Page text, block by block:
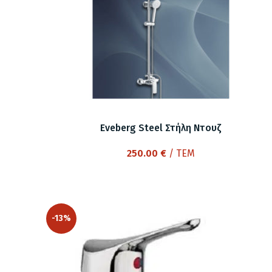
Eveberg Steel Στήλη Ντουζ
250.00 €/ ΤΕΜ
-13%